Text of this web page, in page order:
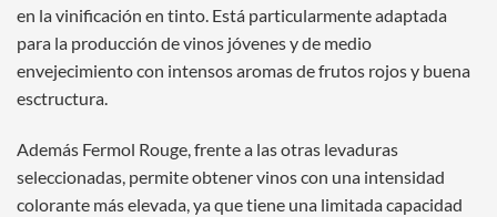
en la vinificación en tinto. Está particularmente adaptada
para la producción de vinos jóvenes y de medio
envejecimiento con intensos aromas de frutos rojos y buena
esctructura.
Además Fermol Rouge, frente a las otras levaduras
seleccionadas, permite obtener vinos con una intensidad
colorante más elevada, ya que tiene una limitada capacidad